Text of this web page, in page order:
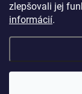
zlepšovali jej
informácií.
Copyright 2026